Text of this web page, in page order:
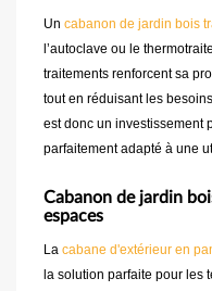
Un cabanon de jardin bois
l’autoclave ou le
traitements renforcent sa
tout en réduisant les
est donc un investissement
parfaitement adapté à une
Cabanon de jardin
espaces
La cabane d'extérieur en
la solution parfaite pour les